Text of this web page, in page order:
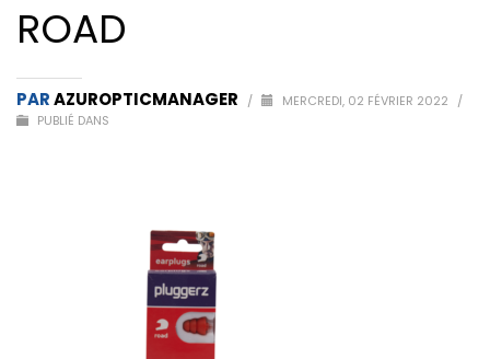
ROAD
PARAZUROPTICMANAGER / MERCREDI, 02 FÉVRIER 2022
/
PUBLIÉ DANS